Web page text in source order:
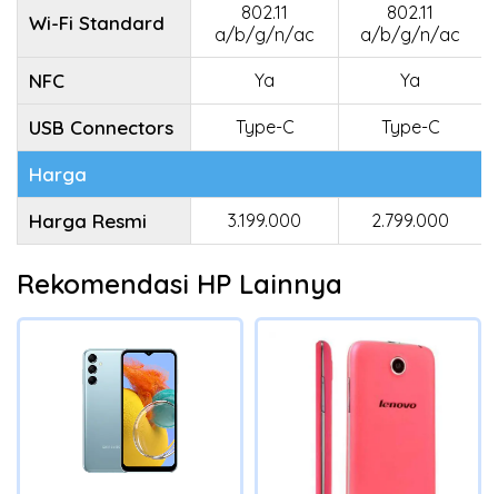
Wi-Fi Standard
802.11
a/b/g/n/ac
802.11
a/b/g/n/ac
NFC Ya Ya
USB Connectors Type-C Type-C
Harga
Harga Resmi
3.199.000 2.799.000
Rekomendasi HP Lainnya